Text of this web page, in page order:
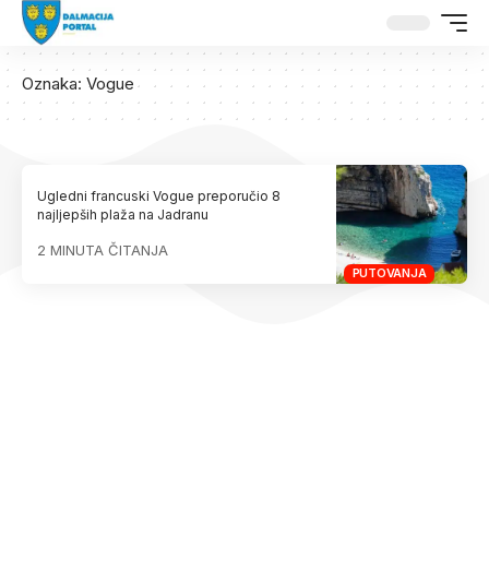
Oznaka: Vogue
PUTOVANJA
Ugledni francuski Vogue preporučio 8
najljepših plaža na Jadranu
2 MINUTA ČITANJA